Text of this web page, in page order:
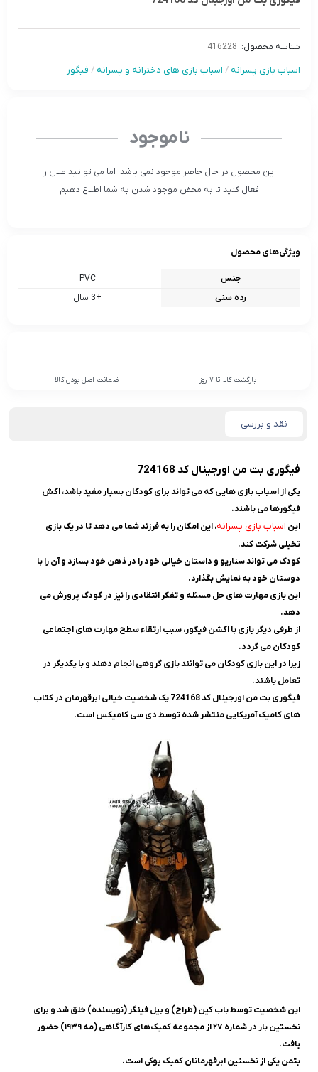
شناسه محصول: 416228
اسباب بازی پسرانه / اسباب بازی های دخترانه و پسرانه / فیگور
ناموجود
این محصول در حال حاضر موجود نمی باشد، اما می توانیداعلان را
فعال کنید تا به محض موجود شدن به شما اطلاع دهیم
ویژگی‌های محصول
جنس
PVC
رده سنی
+3 سال
بازگشت کالا تا 7 روز ضمانت اصل بودن کالا
نقد و بررسی
فیگوری بت من اورجینال کد 724168
یکی از اسباب بازی هایی که می تواند برای کودکان بسیار مفید باشد، اکش
فیگورها می باشند.
این اسباب بازی پسرانه، این امکان را به فرزند شما می دهد تا در یک بازی
تخیلی شرکت کند.
کودک می تواند سناریو و داستان خیالی خود را در ذهن خود بسازد و آن را با
دوستان خود به نمایش بگذارد.
این بازی مهارت های حل مسئله و تفکر انتقادی را نیز در کودک پرورش می
دهد.
از طرفی دیگر بازی با اکشن فیگور، سبب ارتقاء سطح مهارت های اجتماعی
کودکان می گردد.
زیرا در این بازی کودکان می توانند بازی گروهی انجام دهند و با یکدیگر در
تعامل باشند.
فیگوری بت من اورجینال کد 724168 یک شخصیت خیالی ابرقهرمان در کتاب
‌های کامیک آمریکایی منتشر شده توسط دی ‌سی کامیکس است.
این شخصیت توسط باب کین (طراح) و بیل فینگر (نویسنده) خلق شد و برای
نخستین بار در شماره ۲۷ از مجموعه کمیک‌های کارآگاهی (مه ۱۹۳۹) حضور
یافت.
بتمن یکی از نخستین ابرقهرمانان کمیک بوکی است.